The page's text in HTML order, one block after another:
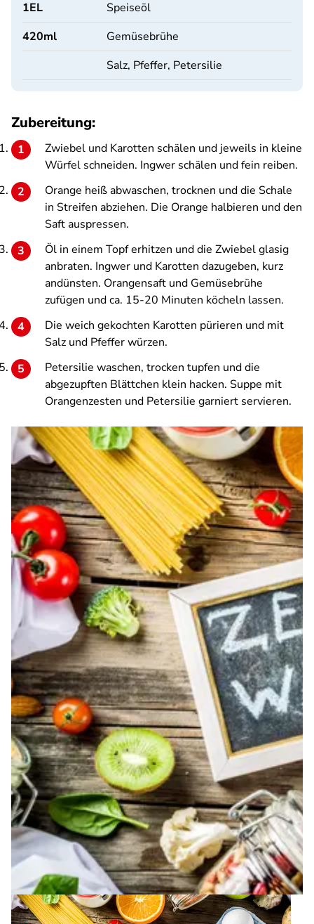
1EL
Speiseöl
420ml
Gemüsebrühe
Salz, Pfeffer, Petersilie
Zubereitung:
Zwiebel und Karotten schälen und jeweils in kleine
Würfel schneiden. Ingwer schälen und fein reiben.
Orange heiß abwaschen, trocknen und die Schale
in Streifen abziehen. Die Orange halbieren und den
Saft auspressen.
Öl in einem Topf erhitzen und die Zwiebel glasig
anbraten. Ingwer und Karotten dazugeben, kurz
andünsten. Orangensaft und Gemüsebrühe
zufügen und ca. 15-20 Minuten köcheln lassen.
Die weich gekochten Karotten pürieren und mit
Salz und Pfeffer würzen.
Petersilie waschen, trocken tupfen und die
abgezupften Blättchen klein hacken. Suppe mit
Orangenzesten und Petersilie garniert servieren.